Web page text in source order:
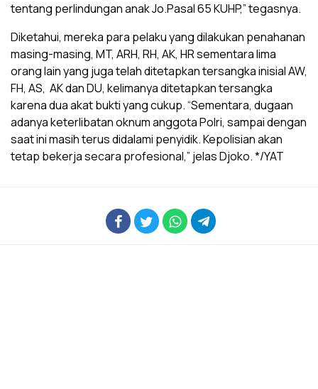
tentang perlindungan anak Jo.Pasal 65 KUHP,” tegasnya.
Diketahui, mereka para pelaku yang dilakukan penahanan
masing-masing, MT, ARH, RH, AK, HR sementara lima
orang lain yang juga telah ditetapkan tersangka inisial AW,
FH, AS, AK dan DU, kelimanya ditetapkan tersangka
karena dua akat bukti yang cukup. “Sementara, dugaan
adanya keterlibatan oknum anggota Polri, sampai dengan
saat ini masih terus didalami penyidik. Kepolisian akan
tetap bekerja secara profesional,” jelas Djoko. */YAT